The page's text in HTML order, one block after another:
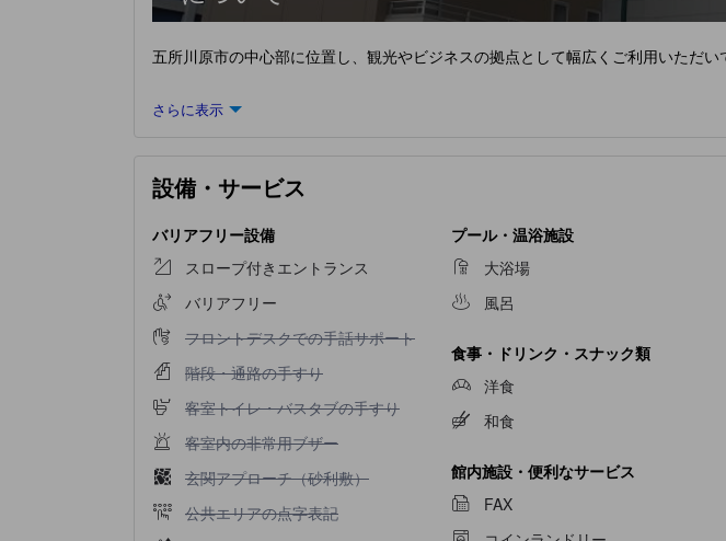
五所川原市の中心部に位置し、観光やビジネスの拠点として幅広くご利用いただ
さらに表示
設備・サービス
バリアフリー設備
スロープ付きエントランス
バリアフリー
フロントデスクでの手話サポート不可
フロントデスクでの手話サポート
階段・通路の手すり不可
階段・通路の手すり
客室トイレ・バスタブの手すり不可
客室トイレ・バスタブの手すり
客室内の非常用ブザー不可
客室内の非常用ブザー
玄関アプローチ（砂利敷）不可
玄関アプローチ（砂利敷）
公共エリアの点字表記不可
公共エリアの点字表記
プール・温浴施設
大浴場
風呂
食事・ドリンク・スナック類
洋食
和食
館内施設・便利なサービス
FAX